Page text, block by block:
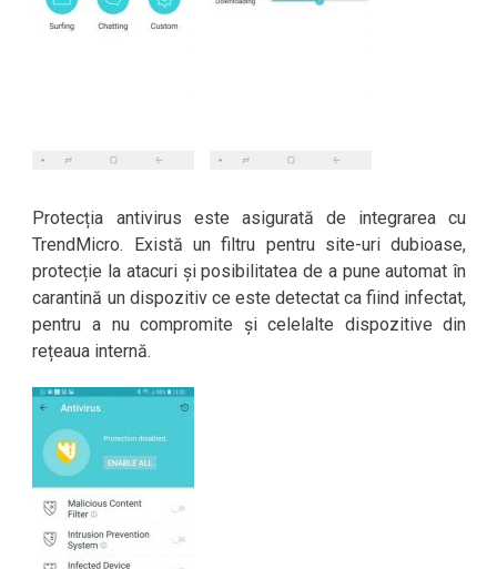
Protecția antivirus este asigurată de integrarea cu
TrendMicro. Există un filtru pentru site-uri dubioase,
protecție la atacuri și posibilitatea de a pune automat în
carantină un dispozitiv ce este detectat ca fiind infectat,
pentru a nu compromite și celelalte dispozitive din
rețeaua internă.